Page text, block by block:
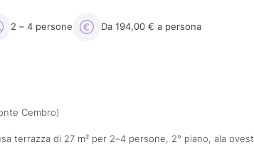
2 – 4 persone Da 194,00 € a persona
Cembro)
terrazza di 27 m² per 2–4 persone, 2° piano, ala ovest